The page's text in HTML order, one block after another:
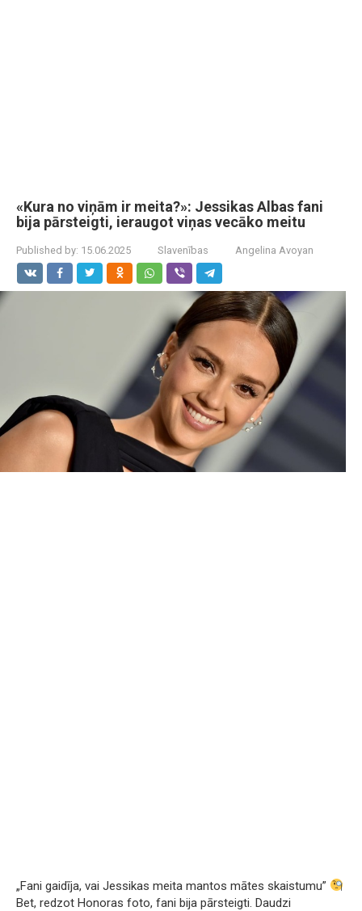
«Kura no viņām ir meita?»: Jessikas Albas fani
bija pārsteigti, ieraugot viņas vecāko meitu
Published by: 15.06.2025 Slavenības Angelina Avoyan
„Fani gaidīja, vai Jessikas meita mantos mātes skaistumu”
Bet, redzot Honoras foto, fani bija pārsteigti. Daudzi